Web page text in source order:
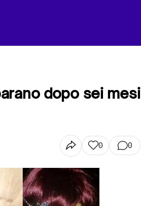
dopo sei mesi
0 0